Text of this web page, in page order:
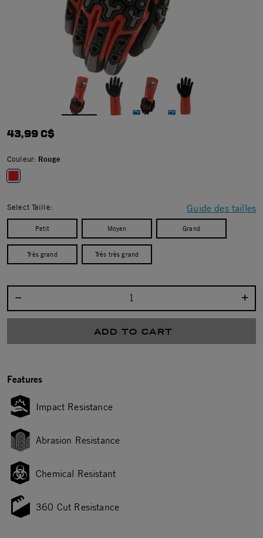
43,99 C$
Couleur: Rouge
Guide des tailles
Select Taille:
Petit Moyen Grand
Très grand Très très grand
ADD TO CART
Features
Impact Resistance
Abrasion Resistance
Chemical Resistant
360 Cut Resistance